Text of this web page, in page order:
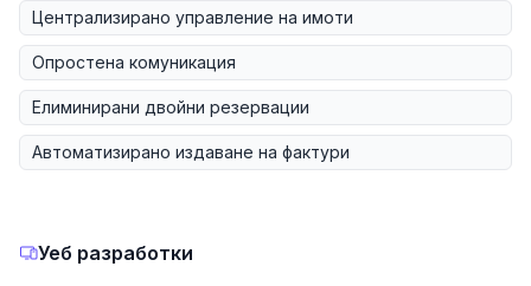
Централизирано управление на имоти
Опростена комуникация
Елиминирани двойни резервации
Автоматизирано издаване на фактури
Уеб разработки